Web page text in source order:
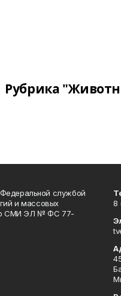
Рубрика
службой
и массовых
СМИ ЭЛ № ФС 77-
8